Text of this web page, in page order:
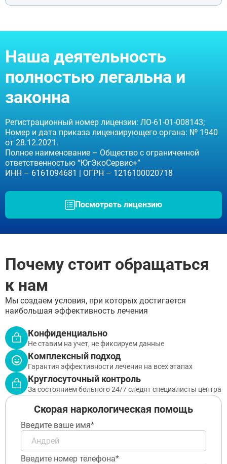
Наша деятельность
полностью легальна и
законна
Регистрационный номер лицензии: ЛО-61-01-008143;
Номер и дата приказа лицензирующего органа: № 1940
от 28.12.2021.
Полное наименование – Общество с ограниченной
ответственностью “ЮгЭкоСервис+”
ИНН – 6161094681 | ОГРН – 1216100020718
Посмотреть лицензию
Почему стоит обращаться
к нам
Мы создаем условия, при которых достигается
наибольшая эффективность лечения
Конфиденциально
Не ставим на учет, не фиксируем данные
Комплексный подход
Гарантия эффективности лечения на всех этапах
Круглосуточный контроль
За состоянием больного 24/7 следят специалисты центра
Скорая наркологическая помощь
Введите ваше имя*
Введите номер телефона*
Отправить
Оставляя заявку Вы соглашаетесь с политикой
конфиденциальности
Оставляя заявку Вы соглашаетесь сполитикой
конфиденциальности
Солнечногорск
Кашира
Апрелевка
Звенигород
Протвино
Шатура
Истра
Можайск
Дедовск
Электрогорск
Луховицы
Лосино-Петровский
Красноармейск
Старая Купавна
Бронницы
Зарайск
Куровское
Пущино
Черноголовка
Талдом
Краснозаводск
Яхрома
Белоозёрский
Высоковск
Дрезна
Пересвет